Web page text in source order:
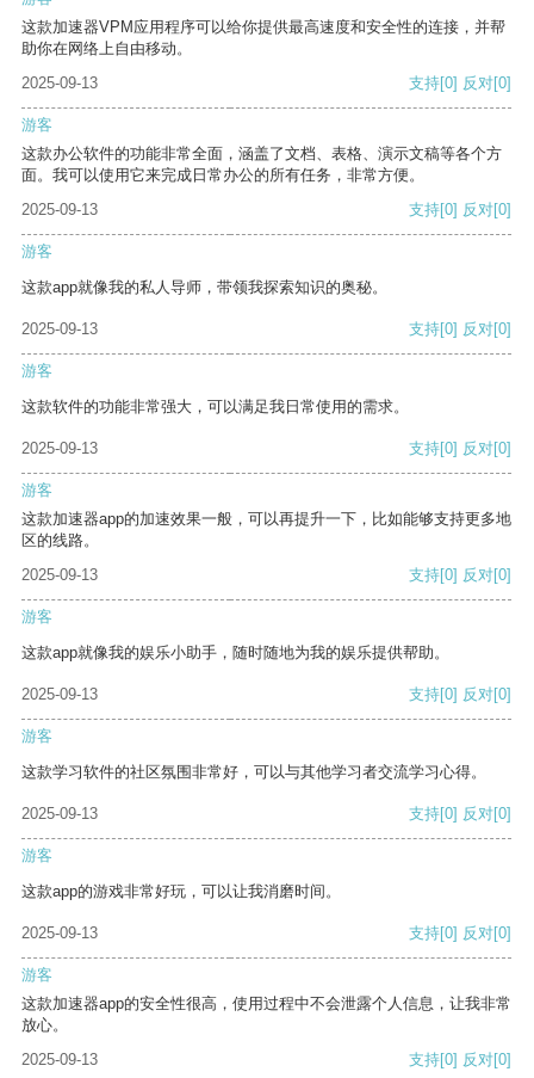
这款加速器VPM应用程序可以给你提供最高速度和安全性的连接，并帮
助你在网络上自由移动。
2025-09-13
支持[0] 反对[0]
游客
这款办公软件的功能非常全面，涵盖了文档、表格、演示文稿等各个方
面。我可以使用它来完成日常办公的所有任务，非常方便。
2025-09-13
支持[0] 反对[0]
游客
这款app就像我的私人导师，带领我探索知识的奥秘。
2025-09-13 支持[0] 反对[0]
游客
这款软件的功能非常强大，可以满足我日常使用的需求。
2025-09-13 支持[0] 反对[0]
游客
这款加速器app的加速效果一般，可以再提升一下，比如能够支持更多地
区的线路。
2025-09-13
支持[0] 反对[0]
游客
这款app就像我的娱乐小助手，随时随地为我的娱乐提供帮助。
2025-09-13 支持[0] 反对[0]
游客
这款学习软件的社区氛围非常好，可以与其他学习者交流学习心得。
2025-09-13 支持[0] 反对[0]
游客
这款app的游戏非常好玩，可以让我消磨时间。
2025-09-13 支持[0] 反对[0]
游客
这款加速器app的安全性很高，使用过程中不会泄露个人信息，让我非常
放心。
2025-09-13
支持[0] 反对[0]